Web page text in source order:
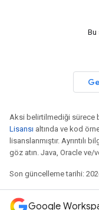
Bu
Aksi belirtilmediği sürece
Lisansı altında ve kod
lisanslanmıştır. Ayrıntılı
göz atın. Java, Oracle ve/
Son güncelleme tarihi:
Google